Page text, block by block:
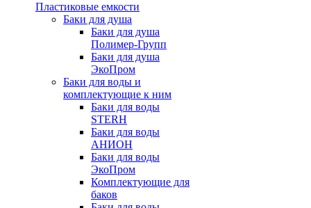
Пластиковые емкости
Баки для душа
Баки для душа
Полимер-Групп
Баки для душа
ЭкоПром
Баки для воды и
комплектующие к ним
Баки для воды
STERH
Баки для воды
АНИОН
Баки для воды
ЭкоПром
Комплектующие для
баков